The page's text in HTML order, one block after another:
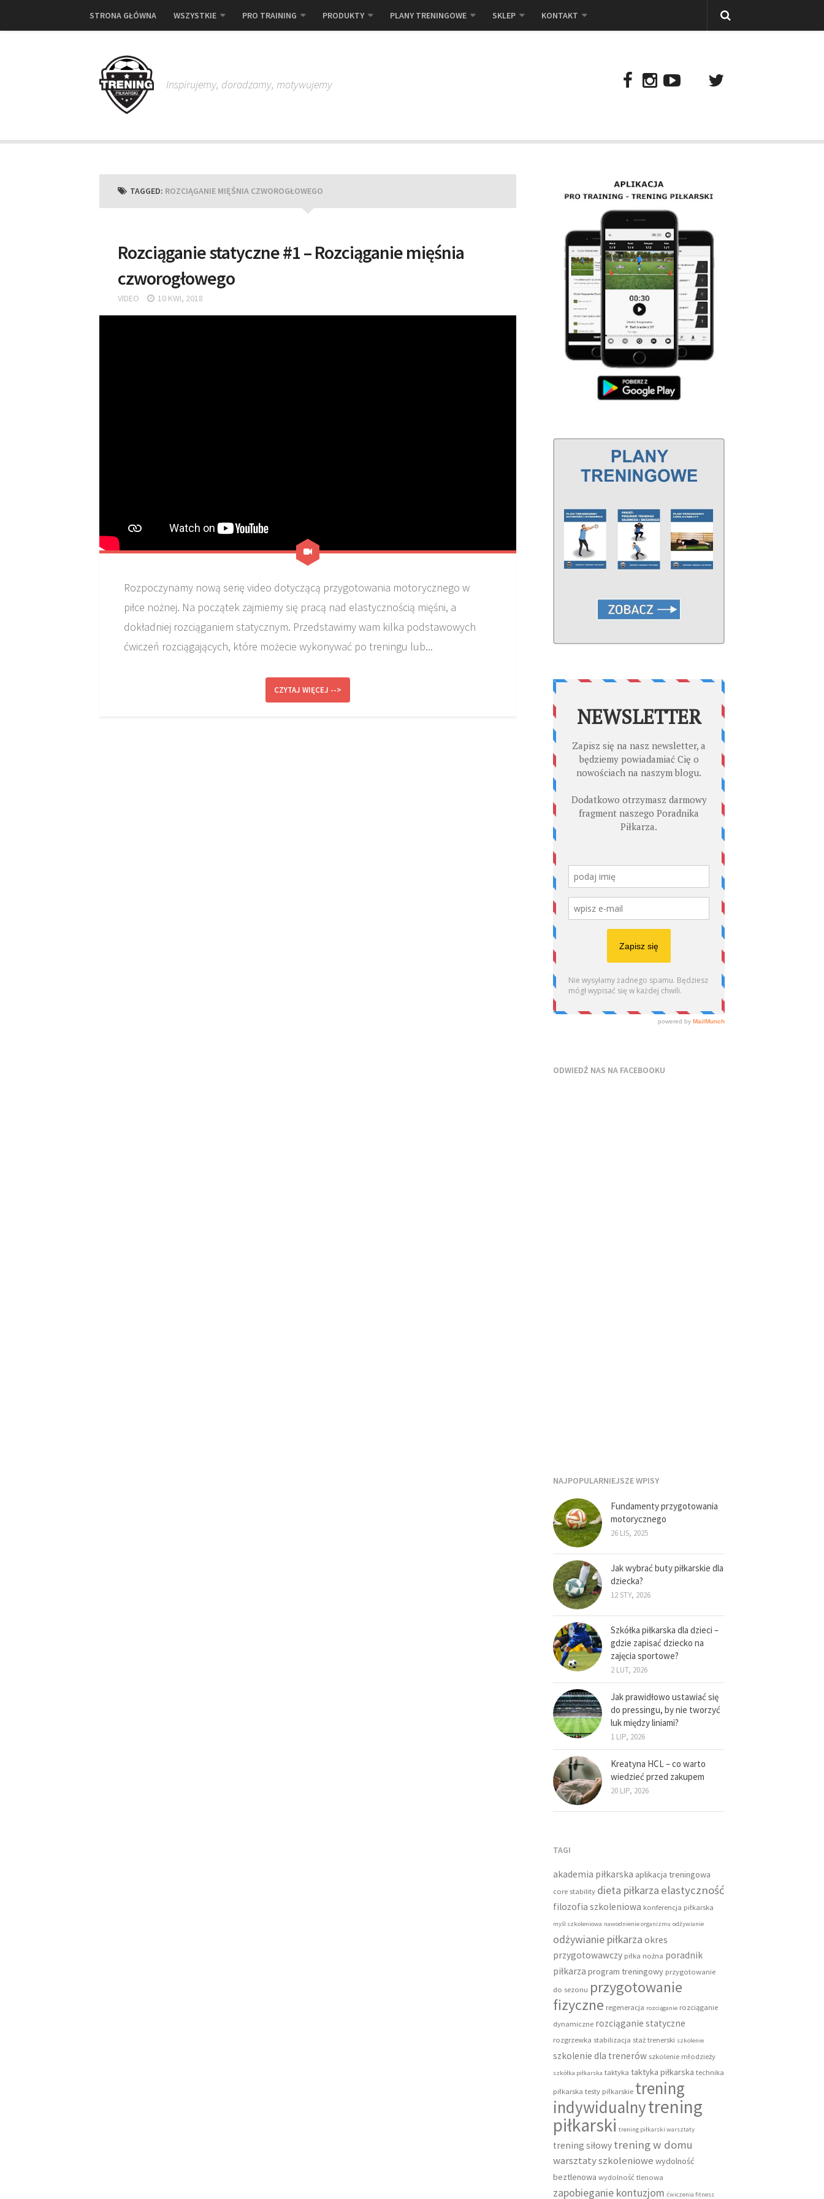
STRONA GŁÓWNA WSZYSTKIE PRO TRAINING PRODUKTY PLANY TRENINGOWE SKLEP KONTAKT
Inspirujemy, doradzamy, motywujemy
TAGGED: ROZCIĄGANIE MIĘŚNIA CZWOROGŁOWEGO
Rozciąganie statyczne #1 – Rozciąganie mięśnia
czworogłowego
VIDEO 10 KWI, 2018
Rozpoczynamy nową serię video dotyczącą przygotowania motorycznego w
piłce nożnej. Na początek zajmiemy się pracą nad elastycznością mięśni, a
dokładniej rozciąganiem statycznym. Przedstawimy wam kilka podstawowych
ćwiczeń rozciągających, które możecie wykonywać po treningu lub...
CZYTAJ WIĘCEJ -->
ODWIEDŹ NAS NA FACEBOOKU
NAJPOPULARNIEJSZE WPISY
Fundamenty przygotowania
motorycznego
26 LIS, 2025
Jak wybrać buty piłkarskie dla
dziecka?
12 STY, 2026
Szkółka piłkarska dla dzieci –
gdzie zapisać dziecko na
zajęcia sportowe?
2 LUT, 2026
Jak prawidłowo ustawiać się
do pressingu, by nie tworzyć
luk między liniami?
1 LIP, 2026
Kreatyna HCL – co warto
wiedzieć przed zakupem
20 LIP, 2026
TAGI
akademia piłkarska aplikacja treningowa
core stability dieta piłkarza elastyczność
filozofia szkoleniowa konferencja piłkarska
myśl szkoleniowa nawodnienie organizmu odżywianie
odżywianie piłkarza okres
przygotowawczy piłka nożna poradnik
piłkarza program treningowy przygotowanie
do sezonu przygotowanie
fizyczne regeneracja rozciąganie rozciąganie
dynamiczne rozciąganie statyczne
rozgrzewka stabilizacja staż trenerski szkolenie
szkolenie dla trenerów szkolenie młodzieży
szkółka piłkarska taktyka taktyka piłkarska technika
piłkarska testy piłkarskie trening
indywidualnytrening
piłkarski trening piłkarski warsztaty
trening siłowy trening w domu
warsztaty szkoleniowe wydolność
beztlenowa wydolność tlenowa
zapobieganie kontuzjom ćwiczenia fitness